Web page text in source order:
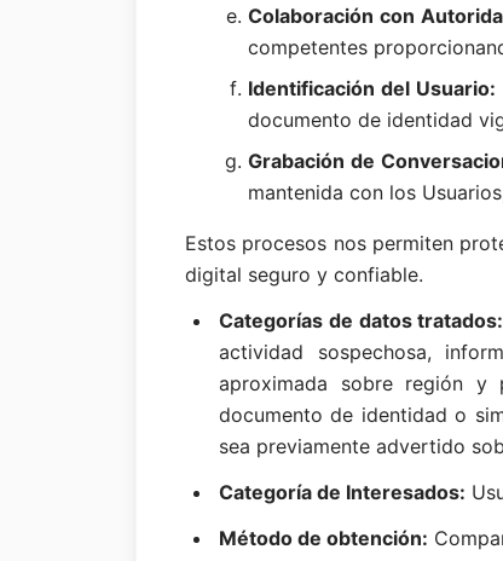
Colaboración con
competentes
Identificación del Usuario:
documento de identidad
Grabación de
mantenida con los
Estos procesos nos permiten
digital seguro y confiable.
Categorías de datos tratados:
actividad sospechosa,
aproximada sobre región y
documento de identidad o
sea previamente advertido
Categoría de Interesados:
Método de obtención: